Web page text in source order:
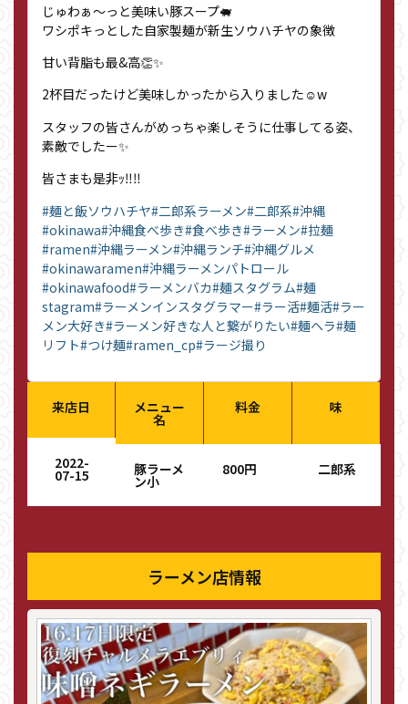
じゅわぁ〜っと美味い豚スープ🐖
ワシポキっとした自家製麺が新生ソウハチヤの象徴
甘い背脂も最&高👏✨
2杯目だったけど美味しかったから入りました☺️w
スタッフの皆さんがめっちゃ楽しそうに仕事してる姿、
素敵でしたー✨
皆さまも是非ｯ‼︎‼︎
#麺と飯ソウハチヤ#二郎系ラーメン#二郎系#沖縄
#okinawa#沖縄食べ歩き#食べ歩き#ラーメン#拉麺
#ramen#沖縄ラーメン#沖縄ランチ#沖縄グルメ
#okinawaramen#沖縄ラーメンパトロール
#okinawafood#ラーメンバカ#麺スタグラム#麺
stagram#ラーメンインスタグラマー#ラー活#麺活#ラー
メン大好き#ラーメン好きな人と繋がりたい#麺ヘラ#麺
リフト#つけ麺#ramen_cp#ラージ撮り
来店日
2022-
07-15
メニュー
名
豚ラーメ
ン小
料金
800円
味
二郎系
ラーメン店情報